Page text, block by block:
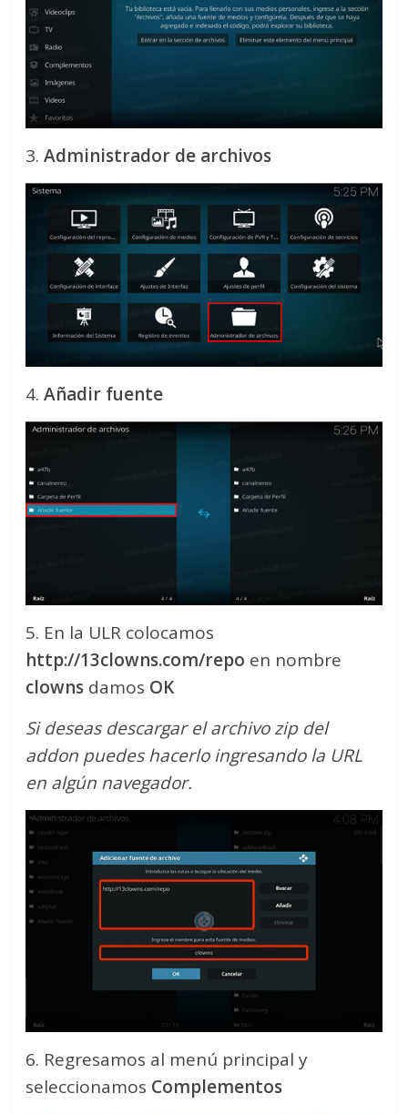
3.Administrador de archivos
4.Añadir fuente
5. En la ULR colocamos
http://13clowns.com/repo en nombre
clowns damos OK
Si deseas descargar el archivo zip del
addon puedes hacerlo ingresando la URL
en algún navegador.
6. Regresamos al menú principal y
seleccionamos Complementos